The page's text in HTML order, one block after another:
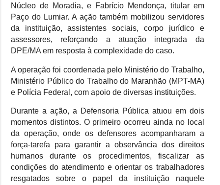
Núcleo de Moradia, e Fabrício Mendonça, titular em
Paço do Lumiar. A ação também mobilizou servidores
da instituição, assistentes sociais, corpo jurídico e
assessores, reforçando a atuação integrada da
DPE/MA em resposta à complexidade do caso.
A operação foi coordenada pelo Ministério do Trabalho,
Ministério Público do Trabalho do Maranhão (MPT-MA)
e Polícia Federal, com apoio de diversas instituições.
Durante a ação, a Defensoria Pública atuou em dois
momentos distintos. O primeiro ocorreu ainda no local
da operação, onde os defensores acompanharam a
força-tarefa para garantir a observância dos direitos
humanos durante os procedimentos, fiscalizar as
condições do atendimento e orientar os trabalhadores
resgatados sobre o papel da instituição naquele